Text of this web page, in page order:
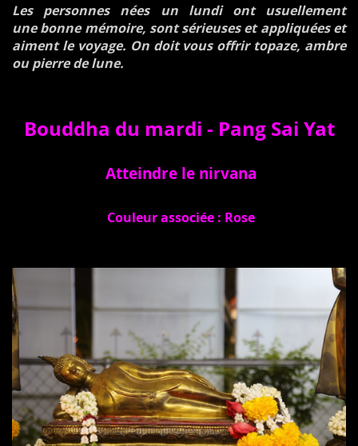
Les personnes nées un lundi ont usuellement
une bonne mémoire, sont sérieuses et appliquées et
aiment le voyage. On doit vous offrir topaze, ambre
ou pierre de lune.
Bouddha du mardi - Pang Sai Yat
Atteindre le nirvana
Couleur associée : Rose